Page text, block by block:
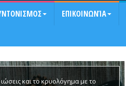
ΕΠΙΚΟΙΝΩΝΊΑ
και το κρυολόγημα με το